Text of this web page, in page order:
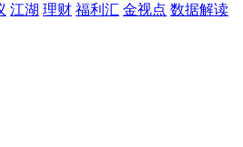
江湖 理财 福利汇 金视点 数据解读